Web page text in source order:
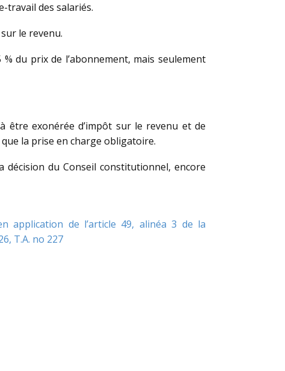
travail des salariés.
le revenu.
du prix de l’abonnement, mais seulement
être exonérée d’impôt sur le revenu et de
la prise en charge obligatoire.
du Conseil constitutionnel, encore
application de l’article 49, alinéa 3 de la
T.A. no 227